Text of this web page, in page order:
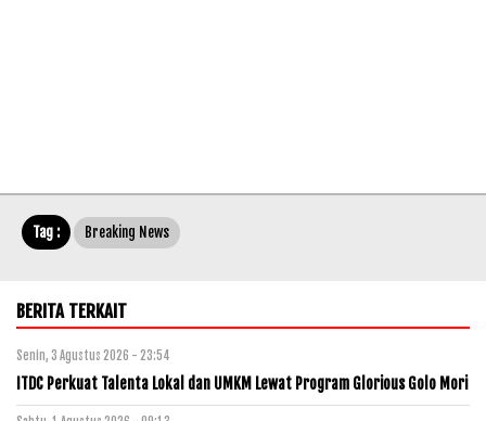
Tag : Breaking News
BERITA TERKAIT
Senin, 3 Agustus 2026 - 23:54
ITDC Perkuat Talenta Lokal dan UMKM Lewat Program Glorious Golo Mori